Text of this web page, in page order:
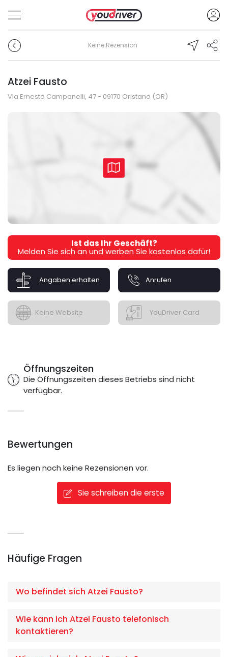
Keine Rezension
Atzei Fausto
Via Ernesto Campanelli, 47 - 09170 Oristano (OR)
Ist das Ihr Geschäft?
Melden Sie sich an und werben Sie kostenlos dafür!
Angaben erhalten Anrufen
Keine Website YouDriver Card
Öffnungszeiten
Die Öffnungszeiten dieses Betriebs sind nicht
verfügbar.
Bewertungen
Es liegen noch keine Rezensionen vor.
Sie schreiben die erste
Häufige Fragen
Wo befindet sich Atzei Fausto?
Wie kann ich Atzei Fausto telefonisch
kontaktieren?